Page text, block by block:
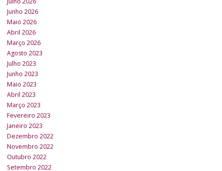
Junho 2026
Maio 2026
Abril 2026
Março 2026
Agosto 2023
Julho 2023
Junho 2023
Maio 2023
Abril 2023
Março 2023
Fevereiro 2023
Janeiro 2023
Dezembro 2022
Novembro 2022
Outubro 2022
Setembro 2022